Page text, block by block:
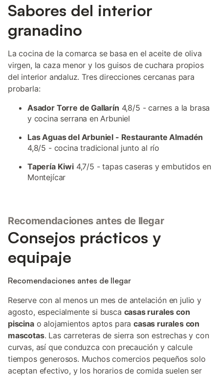
Sabores del interior
granadino
La cocina de la comarca se basa en el aceite de oliva
virgen, la caza menor y los guisos de cuchara propios
del interior andaluz. Tres direcciones cercanas para
probarla:
Asador Torre de Gallarín 4,8/5 - carnes a la brasa
y cocina serrana en Arbuniel
Las Aguas del Arbuniel - Restaurante Almadén
4,8/5 - cocina tradicional junto al río
Tapería Kiwi4,7/5 - tapas caseras y embutidos en
Montejícar
Recomendaciones antes de llegar
Consejos prácticos y
equipaje
Recomendaciones antes de llegar
Reserve con al menos un mes de antelación en julio y
agosto, especialmente si busca casas rurales con
piscinao alojamientos aptos paracasas rurales con
mascotas. Las carreteras de sierra son estrechas y con
curvas, así que conduzca con precaución y calcule
tiempos generosos. Muchos comercios pequeños solo
aceptan efectivo, y los horarios de comida suelen ser